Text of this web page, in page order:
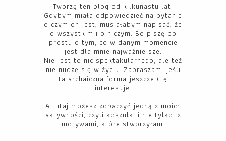
Tworzę ten blog od kilkunastu lat.
Gdybym miała odpowiedzieć na pytanie
o czym on jest, musiałabym napisać, że
o wszystkim i o niczym. Bo piszę po
prostu o tym, co w danym momencie
jest dla mnie najważniejsze.
Nie jest to nic spektakularnego, ale też
nie nudzę się w życiu. Zapraszam, jeśli
ta archaiczna forma jeszcze Cię
interesuje.
A tutaj możesz zobaczyć jedną z moich
aktywności, czyli koszulki i nie tylko, z
motywami, które stworzyłam.